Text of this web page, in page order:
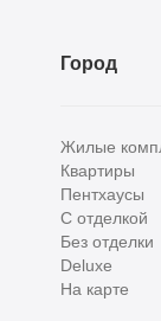
Город
Жилые
Квартиры
Пентхаусы
С отделкой
Без отделки
Deluxe
На карте